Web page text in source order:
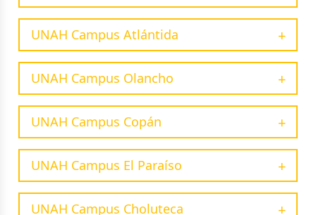
UNAH Campus Atlántida
UNAH Campus Olancho
UNAH Campus Copán
UNAH Campus El Paraíso
UNAH Campus Choluteca